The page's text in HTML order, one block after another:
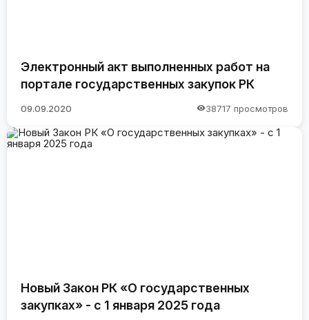
Электронный акт выполненных работ на
портале государственных закупок РК
09.09.2020 38717 просмотров
Новый Закон РК «О государственных
закупках» - с 1 января 2025 года